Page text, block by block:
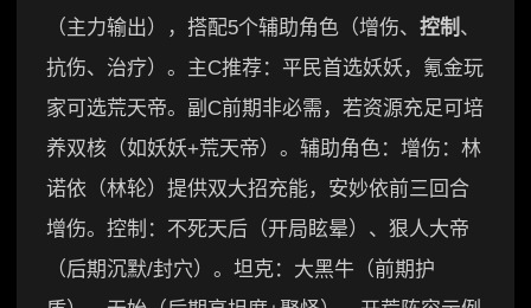
（主力输出），搭配5个辅助角色（增伤、 控制 、
抗伤、治疗）。主C推荐：平民首选妖妖，氪金玩
家可选荒天帝。副C前期非必需，若资源充足可培
养双核（如妖妖+荒天帝）。辅助角色：增伤：林
诺依（林轮）提供双大招充能，安妙依前三回合
增伤。控制：不死天后（开局眩晕）、狠人大帝
（后期沉默/封穴）。坦克：大黑牛（前期护